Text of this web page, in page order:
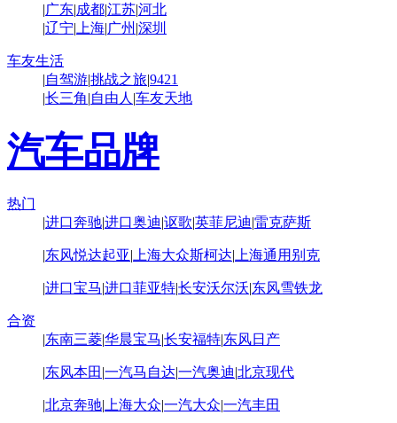
|广东|成都|江苏|河北
|辽宁| 上海|广州 |深圳
车友生活
|自驾游|挑战之旅|9421
|长三角|自由人 |车友天地
汽车品牌
热门
|进口奔驰|进口奥迪|讴歌|英菲尼迪|雷克萨斯
|东风悦达起亚| 上海大众斯柯达| 上海通用别克
|进口宝马|进口菲亚特|长安沃尔沃|东风雪铁龙
合资
|东南三菱|华晨宝马|长安福特|东风日产
|东风本田 |一汽马自达|一汽奥迪|北京现代
|北京奔驰| 上海大众|一汽大众|一汽丰田